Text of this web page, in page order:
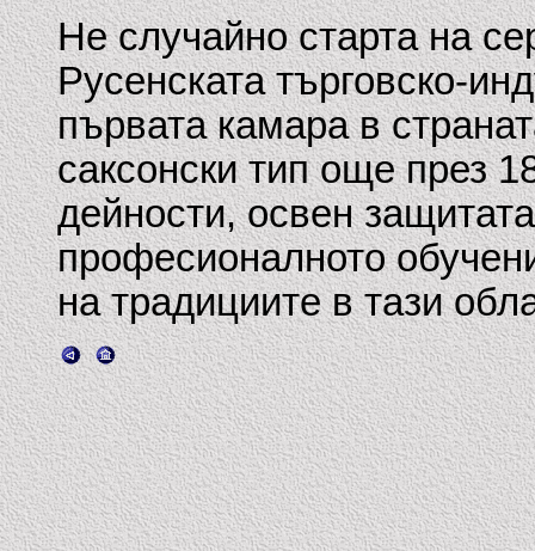
Не случайно старта на
Русенската търговско-
първата камара в
саксонски тип още през
дейности, освен
професионалното
на традициите в тази